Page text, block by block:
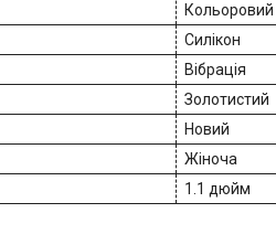
Кольоровий
Силікон
Вібрація
Золотистий
Новий
Жіноча
1.1 дюйм